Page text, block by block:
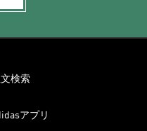
検索
アプリ